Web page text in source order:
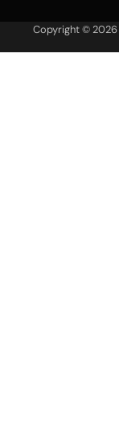
Copyright © 2026